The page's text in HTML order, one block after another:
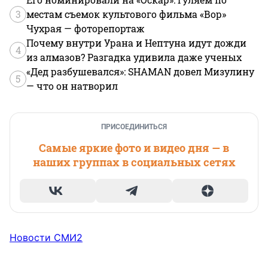
3 местам съемок культового фильма «Вор»
Чухрая — фоторепортаж
4
Почему внутри Урана и Нептуна идут дожди
из алмазов? Разгадка удивила даже ученых
5
«Дед разбушевался»: SHAMAN довел Мизулину
— что он натворил
ПРИСОЕДИНИТЬСЯ
Самые яркие фото и видео дня — в
наших группах в социальных сетях
Новости СМИ2